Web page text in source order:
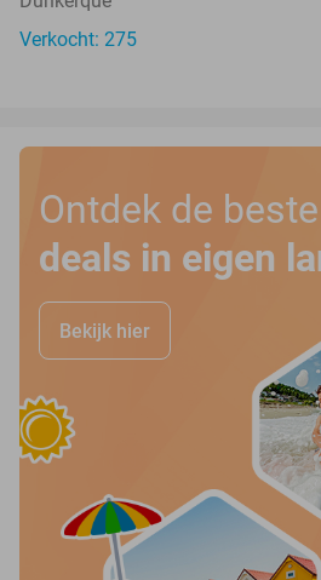
Verkocht: 275
Ontdek de beste
deals in eigen
Bekijk hier